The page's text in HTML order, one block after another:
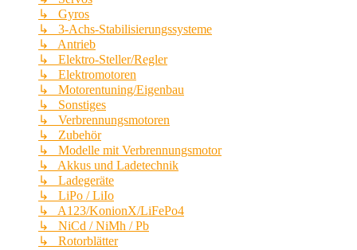
↳ Gyros
↳ 3-Achs-Stabilisierungssysteme
↳ Antrieb
↳ Elektro-Steller/Regler
↳ Elektromotoren
↳ Motorentuning/Eigenbau
↳ Sonstiges
↳ Verbrennungsmotoren
↳ Zubehör
↳ Modelle mit Verbrennungsmotor
↳ Akkus und Ladetechnik
↳ Ladegeräte
↳ LiPo / LiIo
↳ A123/KonionX/LiFePo4
↳ NiCd / NiMh / Pb
↳ Rotorblätter